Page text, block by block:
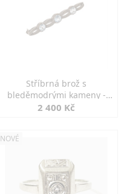
Stříbrná brož s
bleděmodrými kameny -
jemná elegance
2 400 Kč
NOVÉ